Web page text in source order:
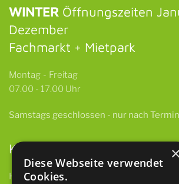
WINTER Öffnungszeiten
Dezember
Fachmarkt + Mietpark
Montag - Freitag
07.00 - 17.00 Uhr
Samstags geschlossen - nur nach
Kontakt
HBH GmbH & Co. KG
×
Diese Webseite verwendet
Cookies.